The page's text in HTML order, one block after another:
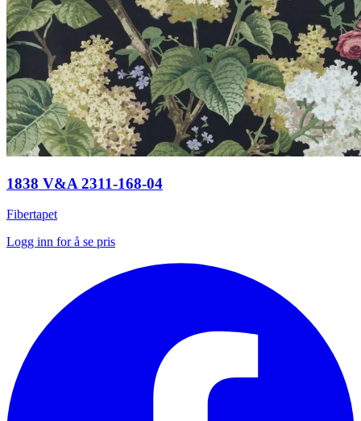
1838 V&A 2311-168-04
Fibertapet
Logg inn for å se pris